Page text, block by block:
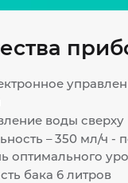
воды сверху
– 350 мл/ч -
оптимального
бака 6 литров